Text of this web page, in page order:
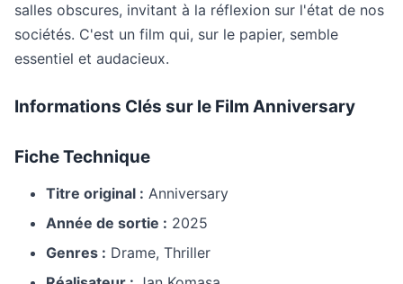
salles obscures, invitant à la réflexion sur l'état de nos
sociétés. C'est un film qui, sur le papier, semble
essentiel et audacieux.
Informations Clés sur le Film Anniversary
Fiche Technique
Titre original : Anniversary
Année de sortie : 2025
Genres : Drame, Thriller